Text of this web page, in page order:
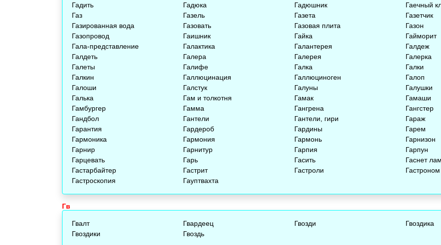
Гадить
Гадюка Гадюшник
Гаечный
Газ
Газель Газета
Газетчик
Газированная вода
Газовать Газовая плита
Газон
Газопровод
Гаишник Гайка
Гайморит
Гала-представление
Галактика Галантерея
Галдеж
Галдеть
Галера Галерея
Галерка
Галеты
Галифе Галка
Галки
Галкин
Галлюцинация Галлюциноген
Галоп
Галоши
Галстук Галуны
Галушки
Галька
Гам и толкотня Гамак
Гамаши
Гамбургер
Гамма Гангрена
Гангстер
Гандбол
Гантели Гантели, гири
Гараж
Гарантия
Гардероб Гардины
Гарем
Гармоника
Гармония Гармонь
Гарнизон
Гарнир
Гарнитур Гарпия
Гарпун
Гарцевать
Гарь Гасить
Гаснет
Гастарбайтер
Гастрит Гастроли
Гастроном
Гастроскопия
Гауптвахта
Гв
Гвалт Гвардеец Гвозди
Гвоздика
Гвоздики
Гвоздь